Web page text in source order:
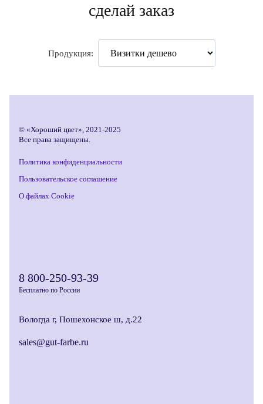
сделай заказ
Продукция:
© «Хороший цвет», 2021-2025
Все права защищены.
Политика конфиденциальности
Пользовательское соглашение
О файлах Cookie
8 800-250-93-39
Бесплатно по России
Вологда г, Пошехонское ш, д.22
sales@gut-farbe.ru